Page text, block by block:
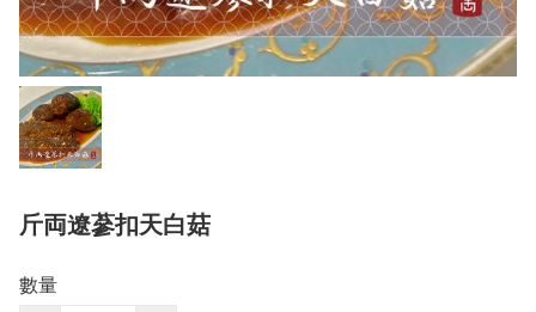
斤両遼蔘扣天白菇
數量